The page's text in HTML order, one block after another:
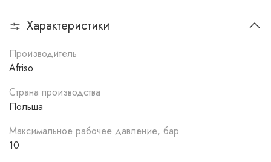
Характеристики
Производитель
Afriso
Страна производства
Польша
Максимальное рабочее давление, бар
10